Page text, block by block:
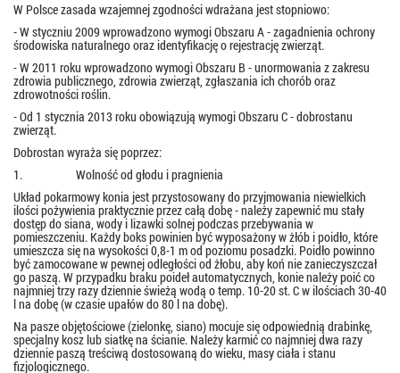
W Polsce zasada wzajemnej zgodności wdrażana jest stopniowo:
- W styczniu 2009 wprowadzono wymogi Obszaru A - zagadnienia ochrony
środowiska naturalnego oraz identyfikację o rejestrację zwierząt.
- W 2011 roku wprowadzono wymogi Obszaru B - unormowania z zakresu
zdrowia publicznego, zdrowia zwierząt, zgłaszania ich chorób oraz
zdrowotności roślin.
- Od 1 stycznia 2013 roku obowiązują wymogi Obszaru C - dobrostanu
zwierząt.
Dobrostan wyraża się poprzez:
1. Wolność od głodu i pragnienia
Układ pokarmowy konia jest przystosowany do przyjmowania niewielkich
ilości pożywienia praktycznie przez całą dobę - należy zapewnić mu stały
dostęp do siana, wody i lizawki solnej podczas przebywania w
pomieszczeniu. Każdy boks powinien być wyposażony w żłób i poidło, które
umieszcza się na wysokości 0,8-1 m od poziomu posadzki. Poidło powinno
być zamocowane w pewnej odległości od żłobu, aby koń nie zanieczyszczał
go paszą. W przypadku braku poideł automatycznych, konie należy poić co
najmniej trzy razy dziennie świeżą wodą o temp. 10-20 st. C w ilościach 30-40
l na dobę (w czasie upałów do 80 l na dobę).
Na pasze objętościowe (zielonkę, siano) mocuje się odpowiednią drabinkę,
specjalny kosz lub siatkę na ścianie. Należy karmić co najmniej dwa razy
dziennie paszą treściwą dostosowaną do wieku, masy ciała i stanu
fizjologicznego.